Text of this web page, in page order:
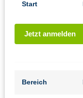
Start
Jetzt anmelden
Bereich